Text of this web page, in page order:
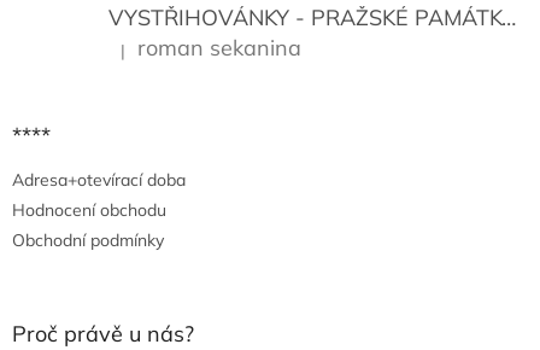
VYSTŘIHOVÁNKY - PRAŽSKÉ PAMÁTKY
Hodnocení produktu je 5 z 5 hvězdiček.
| roman sekanina
****
Adresa+otevírací doba
Hodnocení obchodu
Obchodní podmínky
Proč právě u nás?